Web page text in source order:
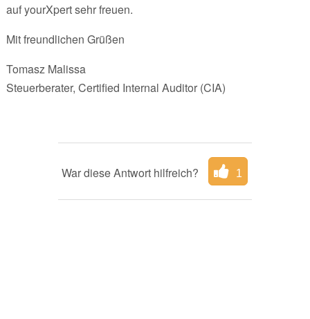
auf yourXpert sehr freuen.
Mit freundlichen Grüßen
Tomasz Malissa
Steuerberater, Certified Internal Auditor (CIA)
War diese Antwort hilfreich? 1